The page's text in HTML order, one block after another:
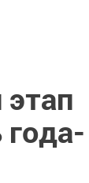
года-